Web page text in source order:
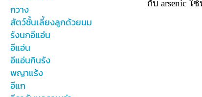
กวาง
สัตว์ชั้นเลี้ยงลูกด้วยนม
รังนกอีแอ่น
อีแอ่น
อีแอ่นกินรัง
พญาแร้ง
อีแก
กับ arsenic ใ